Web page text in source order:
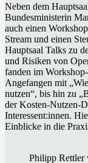
Neben dem
Bundesministerin
auch einen
Stream und einen
Hauptsaal Talks zu
und Risiken von
fanden im
Angefangen mit
nutzen“, bis hin zu
der Kosten-Nutzen-
Interessent:innen.
Einblicke in die
Philipp Rettler